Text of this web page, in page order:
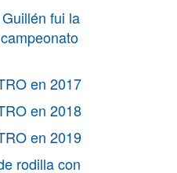
fui la
en 2017
en 2018
en 2019
rodilla con